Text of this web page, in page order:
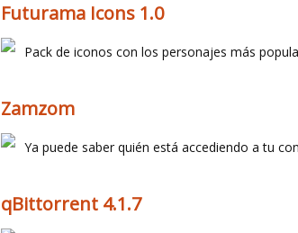
Futurama Icons 1.0
Pack de iconos con los personajes más
Zamzom
Ya puede saber quién está accediendo a tu
qBittorrent 4.1.7